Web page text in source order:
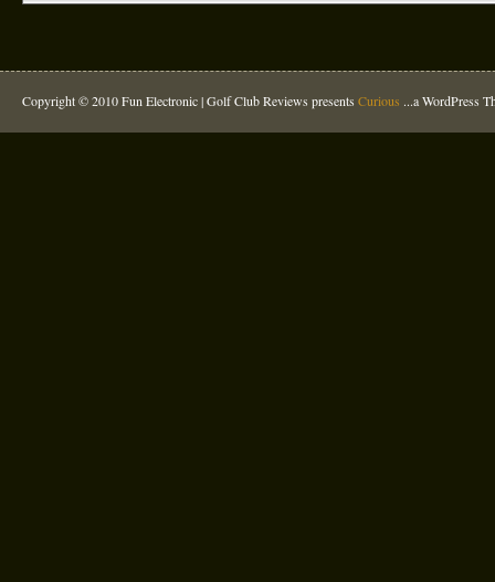
Copyright © 2010 Fun Electronic |Golf Club Reviews presents Curious ...a WordPress